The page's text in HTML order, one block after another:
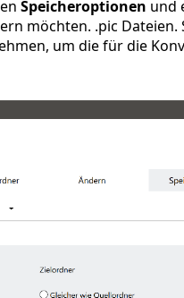
Speicheroptionen und
möchten. .pic
um die für die